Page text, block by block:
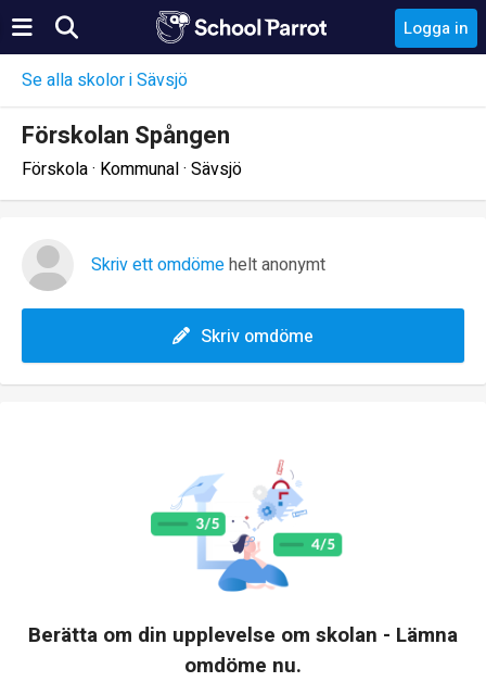
Logga in
Se alla skolor i Sävsjö
Förskolan Spången
Förskola · Kommunal · Sävsjö
Skriv ett omdömehelt anonymt
Skriv omdöme
Berätta om din upplevelse om skolan - Lämna
omdöme nu.